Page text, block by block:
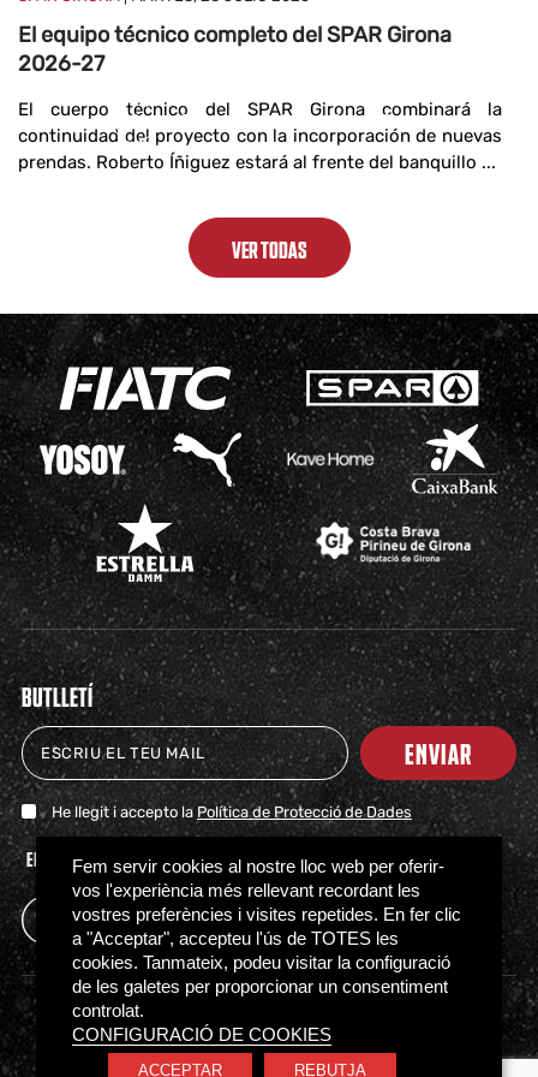
El equipo técnico completo del SPAR Girona
2026-27
El cuerpo técnico del SPAR Girona combinará la
continuidad del proyecto con la incorporación de nuevas
prendas. Roberto Íñiguez estará al frente del banquillo ...
VER TODAS
BUTLLETÍ
ENVIAR
He llegit i accepto la Política de Protecció de Dades
ENTRADASTIENDACLUBHITOSPARTNERSACTUALIDAD PRENSA
Política de Privacidad
Normativa de acceso
Canal Ético
Fem servir cookies al nostre lloc web per oferir-
vos l'experiència més rellevant recordant les
vostres preferències i visites repetides. En fer clic
a "Acceptar", accepteu l'ús de TOTES les
cookies. Tanmateix, podeu visitar la configuració
de les galetes per proporcionar un consentiment
controlat.
CONFIGURACIÓ DE COOKIES
ACCEPTAR REBUTJA